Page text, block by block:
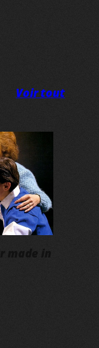
Voir tout
made in